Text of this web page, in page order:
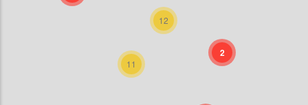
2
11
12